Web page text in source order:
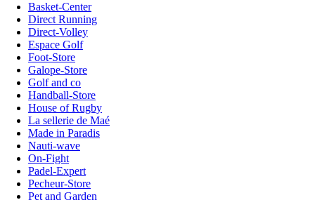
Basket-Center
Direct Running
Direct-Volley
Espace Golf
Foot-Store
Galope-Store
Golf and co
Handball-Store
House of Rugby
La sellerie de Maé
Made in Paradis
Nauti-wave
On-Fight
Padel-Expert
Pecheur-Store
Pet and Garden